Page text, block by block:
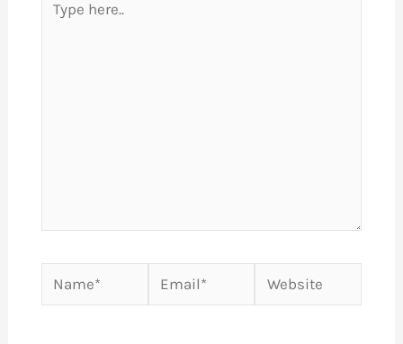
here..
Name* Email* Website